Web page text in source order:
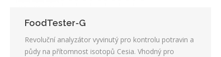
FoodTester-G
Revoluční analyzátor vyvinutý pro kontrolu potravin a
půdy na přítomnost isotopů Cesia. Vhodný pro